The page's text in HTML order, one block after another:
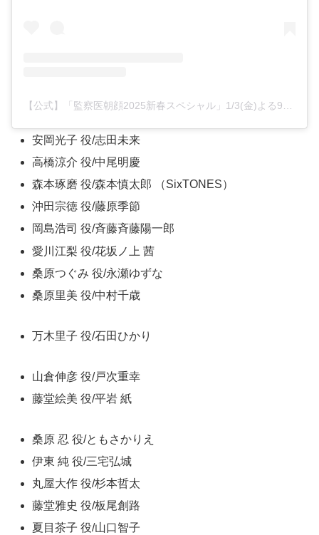
安岡光子 役/志田未来
高橋涼介 役/中尾明慶
森本琢磨 役/森本慎太郎 （SixTONES）
沖田宗徳 役/藤原季節
岡島浩司 役/斉藤斉藤陽一郎
愛川江梨 役/花坂ノ上 茜
桑原つぐみ 役/永瀬ゆずな
桑原里美 役/中村千歳
万木里子 役/石田ひかり
山倉伸彦 役/戸次重幸
藤堂絵美 役/平岩 紙
桑原 忍 役/ともさかりえ
伊東 純 役/三宅弘城
丸屋大作 役/杉本哲太
藤堂雅史 役/板尾創路
夏目茶子 役/山口智子